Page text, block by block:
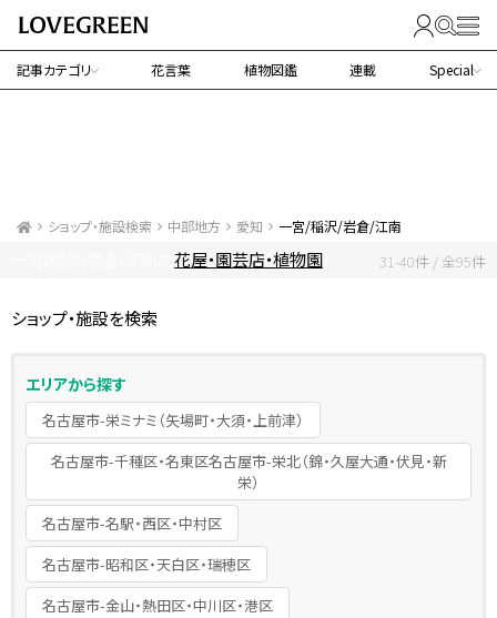
記事カテゴリ 花言葉 植物図鑑 連載 Special
ショップ・施設検索 中部地方 愛知
一宮/稲沢/岩倉/江南
花屋・園芸店・植物園 31-40件 / 全95件
ショップ・施設を検索
エリアから探す
名古屋市-栄ミナミ（矢場町・大須・上前津）
名古屋市-千種区・名東区名古屋市-栄北（錦・久屋大通・伏見・新
栄）
名古屋市-名駅・西区・中村区
名古屋市-昭和区・天白区・瑞穂区
名古屋市-金山・熱田区・中川区・港区